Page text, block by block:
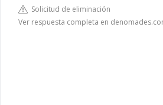
Solicitud de eliminación
Ver respuesta completa en